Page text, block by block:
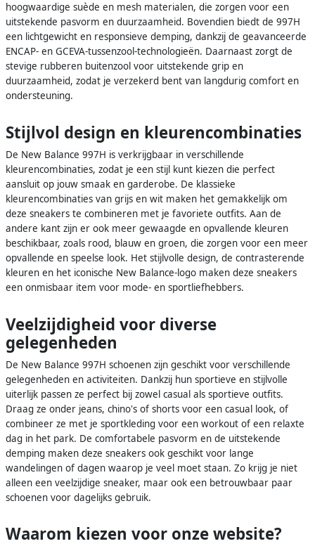
hoogwaardige suède en mesh materialen, die zorgen voor een
uitstekende pasvorm en duurzaamheid. Bovendien biedt de 997H
een lichtgewicht en responsieve demping, dankzij de geavanceerde
ENCAP- en GCEVA-tussenzool-technologieën. Daarnaast zorgt de
stevige rubberen buitenzool voor uitstekende grip en
duurzaamheid, zodat je verzekerd bent van langdurig comfort en
ondersteuning.
Stijlvol design en kleurencombinaties
De New Balance 997H is verkrijgbaar in verschillende
kleurencombinaties, zodat je een stijl kunt kiezen die perfect
aansluit op jouw smaak en garderobe. De klassieke
kleurencombinaties van grijs en wit maken het gemakkelijk om
deze sneakers te combineren met je favoriete outfits. Aan de
andere kant zijn er ook meer gewaagde en opvallende kleuren
beschikbaar, zoals rood, blauw en groen, die zorgen voor een meer
opvallende en speelse look. Het stijlvolle design, de contrasterende
kleuren en het iconische New Balance-logo maken deze sneakers
een onmisbaar item voor mode- en sportliefhebbers.
Veelzijdigheid voor diverse
gelegenheden
De New Balance 997H schoenen zijn geschikt voor verschillende
gelegenheden en activiteiten. Dankzij hun sportieve en stijlvolle
uiterlijk passen ze perfect bij zowel casual als sportieve outfits.
Draag ze onder jeans, chino's of shorts voor een casual look, of
combineer ze met je sportkleding voor een workout of een relaxte
dag in het park. De comfortabele pasvorm en de uitstekende
demping maken deze sneakers ook geschikt voor lange
wandelingen of dagen waarop je veel moet staan. Zo krijg je niet
alleen een veelzijdige sneaker, maar ook een betrouwbaar paar
schoenen voor dagelijks gebruik.
Waarom kiezen voor onze website?